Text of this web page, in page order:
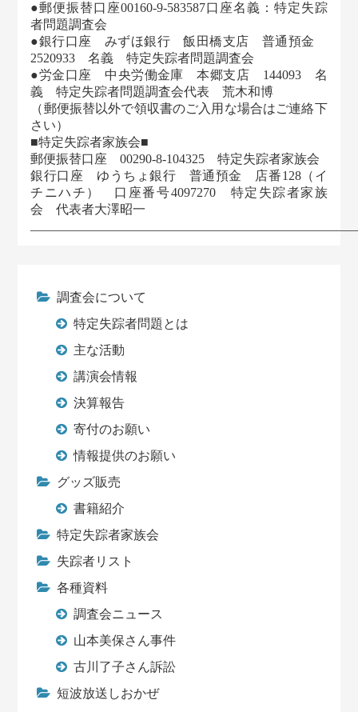
●郵便振替口座00160-9-583587口座名義：特定失踪
者問題調査会
●銀行口座 みずほ銀行 飯田橋支店 普通預金
2520933 名義 特定失踪者問題調査会
●労金口座 中央労働金庫 本郷支店 144093 名
義 特定失踪者問題調査会代表 荒木和博
（郵便振替以外で領収書のご入用な場合はご連絡下
さい）
■特定失踪者家族会■
郵便振替口座 00290-8-104325 特定失踪者家族会
銀行口座 ゆうちょ銀行 普通預金 店番128（イ
チニハチ） 口座番号4097270 特定失踪者家族
会 代表者大澤昭一
調査会について
特定失踪者問題とは
主な活動
講演会情報
決算報告
寄付のお願い
情報提供のお願い
グッズ販売
書籍紹介
特定失踪者家族会
失踪者リスト
各種資料
調査会ニュース
山本美保さん事件
古川了子さん訴訟
短波放送しおかぜ